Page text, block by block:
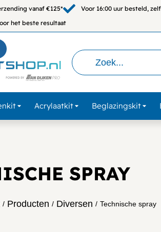
vanaf €125*
Voor 16:00 uur besteld,
het beste resultaat
Acrylaatkit Beglazingskit
SPRAY
/ Producten / Diversen / Technische spray